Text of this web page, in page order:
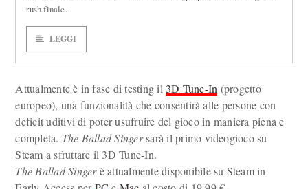
rush finale.
LEGGI
Attualmente è in fase di testing il 3D Tune-In (progetto
europeo), una funzionalità che consentirà alle persone con
deficit uditivi di poter usufruire del gioco in maniera piena e
completa. The Ballad Singersarà il primo videogioco su
Steam a sfruttare il 3D Tune-In.
The Ballad Singerè attualmente disponibile su Steam in